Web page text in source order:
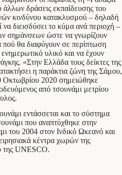
δράσεις εκπαίδευσης του
κινδύνου κατακλυσμού – δηλαδή
διεισδύσει το κύμα ανά περιοχή –
σημάνσεων ώστε να γνωρίζουν
πού θα διαφύγουν σε περίπτωση
ενημερωτικό υλικό και να έχουν
«Στην Ελλάδα τους δείκτες της
η παράκτια ζώνη της Σάμου,
Οκτωβρίου 2020 σημειώθηκε
από τσουνάμι μετρίου
εντάσσεται και το σύστημα
που αναπτύχθηκε στην
του 2004 στον Ινδικό Ωκεανό και
κέντρα χωρών της
της UNESCO.